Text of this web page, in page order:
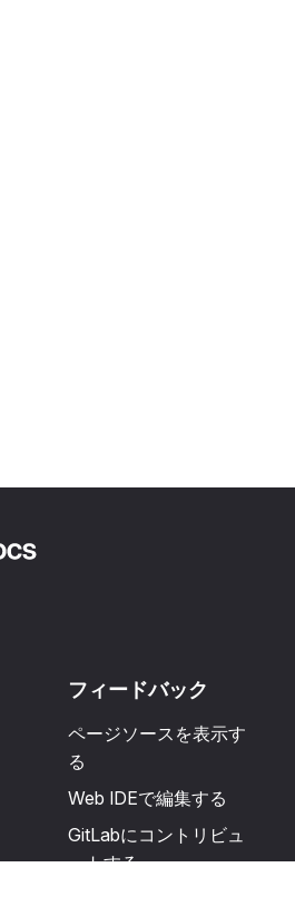
フィードバック
ページソースを表示す
る
Web IDEで編集する
GitLabにコントリビュ
ートする